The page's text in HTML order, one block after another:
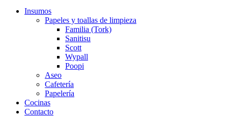
Insumos
Papeles y toallas de limpieza
Familia (Tork)
Sanitisu
Scott
Wypall
Poopi
Aseo
Cafetería
Papelería
Cocinas
Contacto